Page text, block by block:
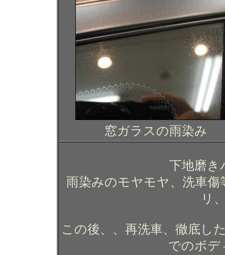
窓ガラスの雨染み
下地磨き
雨染みのモヤモヤ、洗車
リ
この後、、再洗車、徹底し
でのボデ